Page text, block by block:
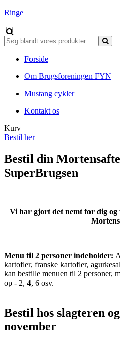
Ringe
Forside
Om Brugsforeningen FYN
Mustang cykler
Kontakt os
Kurv
Bestil her
Bestil din
SuperBrugsen
Vi har gjort det nemt for dig
Menu til 2 personer indeholder:
kartofler, franske kartofler,
kan bestille menuen til 2 personer,
op - 2, 4, 6 osv.
Bestil hos slagteren
november